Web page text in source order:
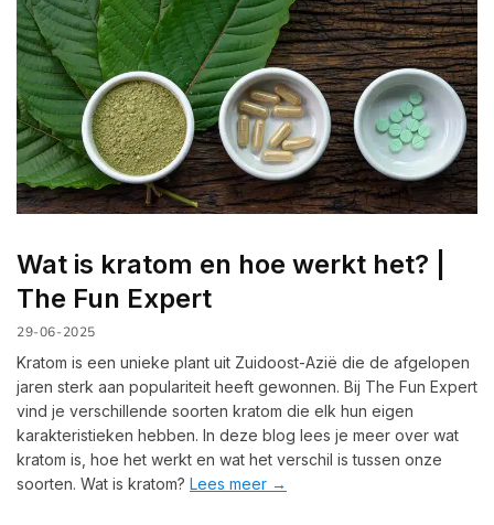
Wat is kratom en hoe werkt het? |
The Fun Expert
29-06-2025
Kratom is een unieke plant uit Zuidoost-Azië die de afgelopen
jaren sterk aan populariteit heeft gewonnen. Bij The Fun Expert
vind je verschillende soorten kratom die elk hun eigen
karakteristieken hebben. In deze blog lees je meer over wat
kratom is, hoe het werkt en wat het verschil is tussen onze
soorten. Wat is kratom? Lees meer →